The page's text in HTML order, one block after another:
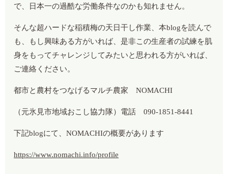
で、日本一の過酷な労働条件なのかも知れません。
そんな超ハードな稲積梅の天日干し作業、本blogを読んで
も、もし興味ある方がいれば、是非この生産者の試練を肌
身をもってチャレンジしてみたいと思われる方がいれば、
ご連絡ください。
都市と農村をつなげるマルチ農家 NOMACHI
（元氷見市地域おこし協力隊）電話 090-1851-8441
下記blogにて、NOMACHIの概要があります
https://www.nomachi.info/profile